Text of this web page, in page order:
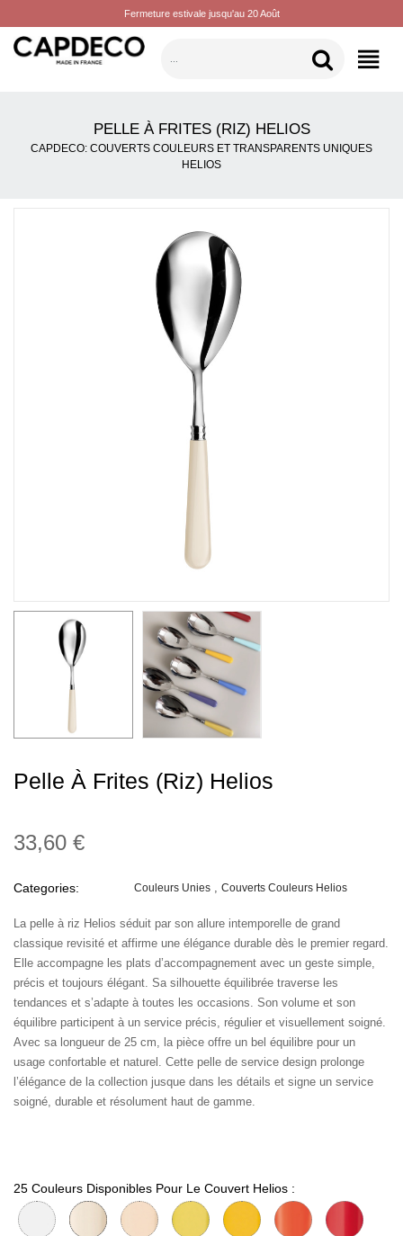
Fermeture estivale jusqu'au 20 Août
CATÉGORIES
PELLE À FRITES (RIZ) HELIOS
CAPDECO: COUVERTS COULEURS ET TRANSPARENTS UNIQUES
HELIOS
Pelle À Frites (riz) Helios
33,60 €
Categories: Couleurs Unies Couverts Couleurs Helios
La pelle à riz Helios séduit par son allure intemporelle de grand
classique revisité et affirme une élégance durable dès le premier regard.
Elle accompagne les plats d’accompagnement avec un geste simple,
précis et toujours élégant. Sa silhouette équilibrée traverse les
tendances et s’adapte à toutes les occasions. Son volume et son
équilibre participent à un service précis, régulier et visuellement soigné.
Avec sa longueur de 25 cm, la pièce offre un bel équilibre pour un
usage confortable et naturel. Cette pelle de service design prolonge
l’élégance de la collection jusque dans les détails et signe un service
soigné, durable et résolument haut de gamme.
25 Couleurs Disponibles Pour Le Couvert Helios :